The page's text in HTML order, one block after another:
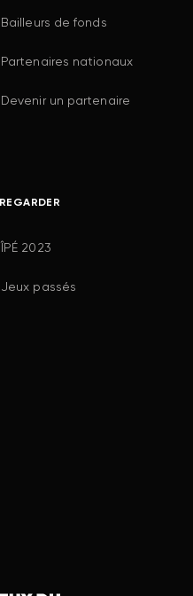
Bailleurs de fonds
Partenaires nationaux
Devenir un partenaire
REGARDER
ÎPÉ 2023
Jeux passés